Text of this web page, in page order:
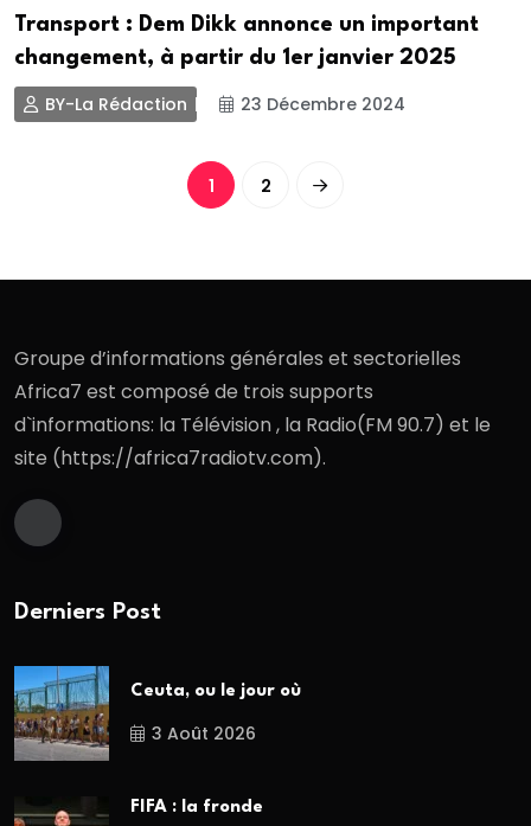
Transport : Dem Dikk annonce un important
changement, à partir du 1er janvier 2025
BY-La Rédaction 23 Décembre 2024
1 2
Groupe d’informations générales et sectorielles
Africa7 est composé de trois supports
d`informations: la Télévision , la Radio(FM 90.7) et le
site (https://africa7radiotv.com).
Derniers Post
Ceuta, ou le jour où
3 Août 2026
FIFA : la fronde